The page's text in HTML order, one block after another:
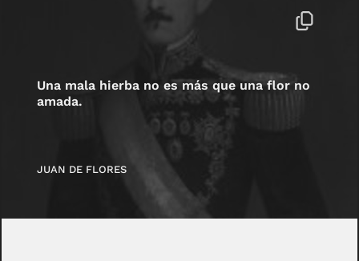
Una mala hierba no es más que una flor no
amada.
JUAN DE FLORES